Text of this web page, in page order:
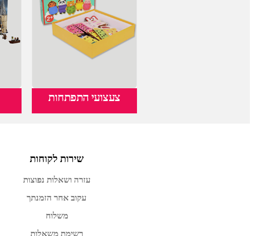
צעצועי התפתחות
שירות לקוחות
עזרה ושאלות נפוצות
עקוב אחר הזמנתך
משלוח